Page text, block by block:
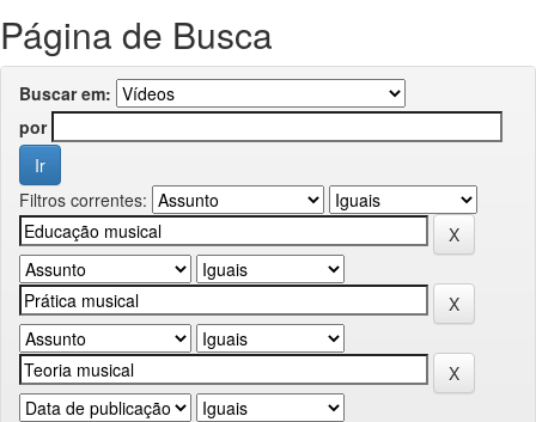
Página de Busca
Buscar em:
por
Filtros correntes: